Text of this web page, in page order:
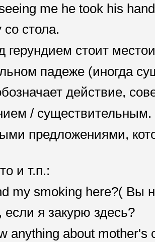
me he took his
со стола.
герундием стоит
падеже (иногда
действие,
/ существительным.
предложениями,
и т.п.:
my smoking here?( Вы
если я закурю здесь?
anything about mother's